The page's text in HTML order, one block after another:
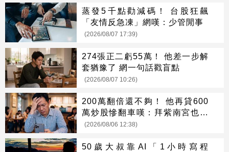
蒸發5千點勸減碼！ 台股狂飆
「友情反急凍」網嘆：少管閒事
(2026/08/07 17:39)
274張正二虧55萬！ 他差一步解
套猶豫了 網一句話戳盲點
(2026/08/07 10:26)
200萬翻倍還不夠！ 他再貸600
萬炒股慘翻車嘆：拜紫南宮也沒
用
(2026/08/06 12:38)
50歲大叔靠AI「1小時寫程